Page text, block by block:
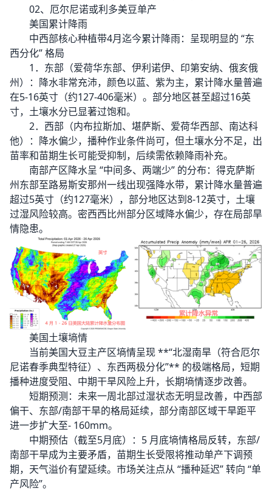
02、厄尔尼诺或利多美豆单产
美国累计降雨
中西部核心种植带4月迄今累计降雨：呈现明显的 “东
西分化” 格局
1．东部（爱荷华东部、伊利诺伊、印第安纳、俄亥俄
州）：降水非常充沛，颜色以蓝、紫为主，累计降水量普遍
在5-16英寸（约127-406毫米）。部分地区甚至超过16英
寸，土壤水分已显著过饱和。
2．西部（内布拉斯加、堪萨斯、爱荷华西部、南达科
他）：降水偏少，播种作业条件尚可，但土壤水分不足，出
苗率和苗期生长可能受抑制，后续需依赖降雨补充。
南部产区降水呈 “中间多、两端少” 的分布：得克萨斯
州东部至路易斯安那州一线出现强降水带，累计降水量普遍
超过5英寸（约127毫米），部分地区达到8-12英寸，土壤
过湿风险较高。密西西比州部分区域降水偏少，存在局部旱
情隐患。
美国土壤墒情
当前美国大豆主产区墒情呈现 **“北湿南旱（符合厄尔
尼诺春季典型特征）、东西两极分化”** 的极端格局，短期
播种进度受阻、中期干旱风险上升，长期墒情逐步改善。
短期预测：未来一周北部过湿状态无明显改善，中西部
偏干、东部/南部干旱的格局延续，部分南部区域干旱距平
进一步扩大至- 160mm。
中期预估（截至5月底）：5 月底墒情格局反转，东部/
南部干旱成为主要矛盾，苗期生长受限将推动单产下调预
期，天气溢价有望延续。市场关注点从 “播种延迟” 转向 “单
产风险”。